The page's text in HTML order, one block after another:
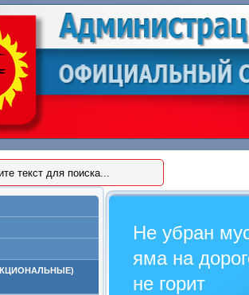
Не убран
яма на
не горит